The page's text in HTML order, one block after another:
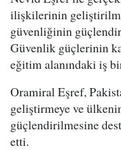
ilişkilerinin
güvenliğinin
Güvenlik güçlerinin
eğitim alanındaki iş
Oramiral Eşref,
geliştirmeye ve
güçlendirilmesine
etti.